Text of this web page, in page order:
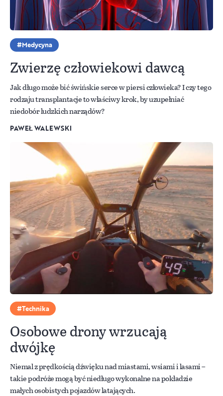
Medycyna
Zwierzę człowiekowi dawcą
Jak długo może bić świńskie serce w piersi człowieka? I czy tego
rodzaju transplantacje to właściwy krok, by uzupełniać
niedobór ludzkich narządów?
PAWEŁ WALEWSKI
Technika
Osobowe drony wrzucają
dwójkę
Niemal z prędkością dźwięku nad miastami, wsiami i lasami –
takie podróże mogą być niedługo wykonalne na pokładzie
małych osobistych pojazdów latających.